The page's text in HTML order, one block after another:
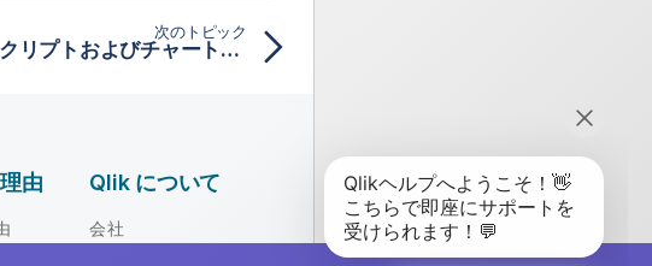
次のトピック
FDensity - スクリプトおよびチャート関数
由 Qlik について
会社